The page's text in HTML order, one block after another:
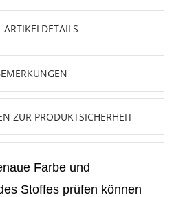
ARTIKELDETAILS
ZUR PRODUKTSICHERHEIT
Farbe und
Stoffes prüfen können
add_circle_outline Neue Liste anlegen
erstellen
zu können.